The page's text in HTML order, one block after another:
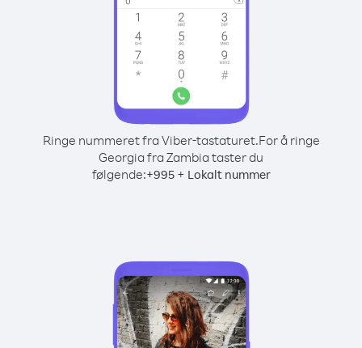
Ringe nummeret fra Viber-tastaturet.For å ringe
Georgia fra Zambia taster du
følgende:+995+ Lokalt nummer